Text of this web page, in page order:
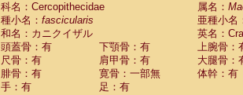
科名：Cercopithecidae
属名：
種小名： fascicularis
亜種小名
和名：カニクイザル
英名：
頭蓋骨：有
下顎骨：有
上腕骨：
尺骨：有
肩甲骨：有
大腿骨：
腓骨：有
寛骨：一部無
体幹：有
手：有
足：有